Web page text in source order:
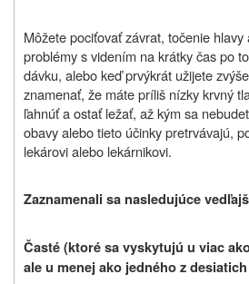
Môžete pociťovať závrat, točenie
problémy s videním na krátky čas po
dávku, alebo keď prvýkrát užijete
znamenať, že máte príliš nízky krvný
ľahnúť a ostať ležať, až kým sa
obavy alebo tieto účinky pretrvávajú,
lekárovi alebo lekárnikovi.
Zaznamenali sa nasledujúce
Časté (ktoré sa vyskytujú u viac
ale u menej ako jedného z